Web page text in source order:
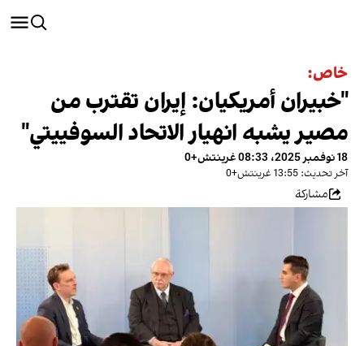
خاص:
"خبيران أمريكيان: إيران تقترب من
مصير يشبه انهيار الاتحاد السوفييتي"
18 نوفمبر 2025، 08:33 غرينتش+0
آخر تحديث: 13:55 غرينتش+0
مشاركة